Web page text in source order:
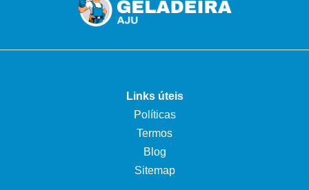
Links úteis
Políticas
Termos
Blog
Sitemap